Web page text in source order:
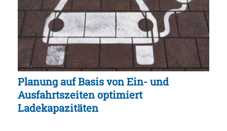
Planung auf Basis von Ein- und
Ausfahrtszeiten optimiert
Ladekapazitäten